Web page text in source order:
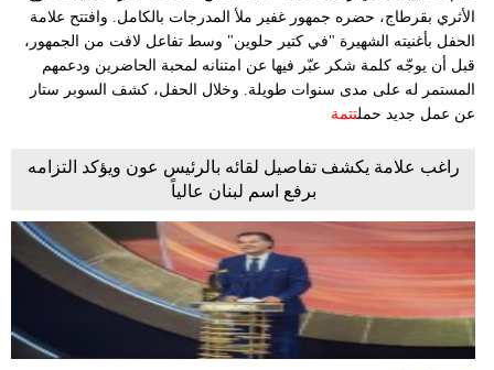
الأثري بقرطاج، حضره جمهور غفير ملأ المدرجات بالكامل. وافتتح علامة
الحفل بأغنيته الشهيرة "في كتير حلوين" وسط تفاعل لافت من الجمهور،
قبل أن يوجّه كلمة شكر عبّر فيها عن امتنانه لمحبة الحاضرين ودعمهم
المستمر له على مدى سنوات طويلة. وخلال الحفل، كشف السوبر ستار
عن عمل جديد حملتتمة
راغب علامة يكشف تفاصيل لقائه بالرئيس عون ويؤكد التزامه
برفع اسم لبنان عالياً